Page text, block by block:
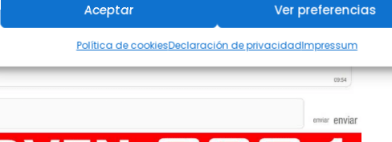
Aceptar Ver preferencias
Política de cookiesDeclaración de privacidadImpressum